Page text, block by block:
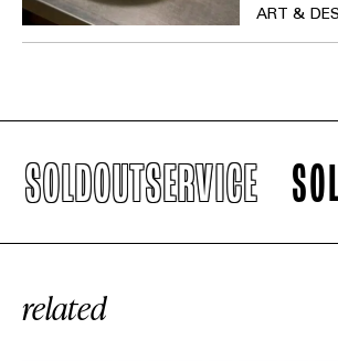
ART &
related